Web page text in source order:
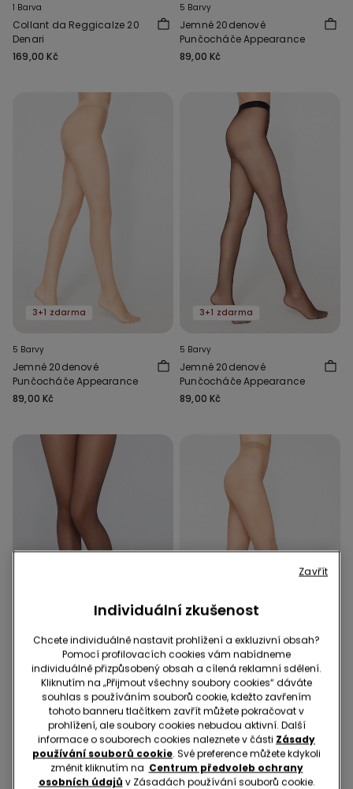
1 Barva
Collant da Reggicalze 20
Denari
169,00 Kč
5 Barvy
Jemné 20denové
Punčocháče Appearance
89,00 Kč
3+1 zdarma
5 Barvy
Jemné 20denové
Punčocháče Appearance
89,00 Kč
3+1 zdarma
5 Barvy
Jemné 20denové
Punčocháče Appearance
89,00 Kč
3+1 zdarma
Jemné 20denové
Punčocháče Appearance
89,00 Kč
3+1 zdarma
5 Barvy
Jemné 20denové
Punčocháče Appearance
89,00 Kč
Individuální zkušenost
Chcete individuálně nastavit prohlížení a exkluzivní obsah?
Pomocí profilovacích cookies vám nabídneme
individuálně přizpůsobený obsah a cílená reklamní sdělení.
Kliknutím na „Přijmout všechny soubory cookies“ dáváte
souhlas s používáním souborů cookie, kdežto zavřením
tohoto banneru tlačítkem zavřít můžete pokračovat v
prohlížení, ale soubory cookies nebudou aktivní. Další
informace o souborech cookies naleznete v části Zásady
používání souborů cookie. Své preference můžete kdykoli
změnit kliknutím na Centrum předvoleb ochrany
osobních údajů v Zásadách používání souborů cookie.
Zavřít